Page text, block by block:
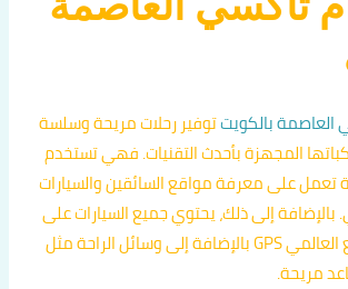
العاصمة بالكويتتوفير رحلات مريحة وسلسة
المجهزة بأحدث التقنيات. فهي تستخدم
تعمل على معرفة مواقع السائقين والسيارات
إلى ذلك، يحتوي جميع السيارات على
نظام تحديد المواقع العالمي GPS بالإضافة إلى وسائل الراحة مثل
مريحة.